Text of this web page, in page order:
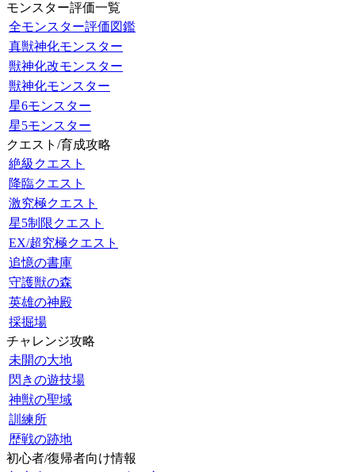
モンスター評価一覧
全モンスター評価図鑑
真獣神化モンスター
獣神化改モンスター
獣神化モンスター
星6モンスター
星5モンスター
クエスト/育成攻略
絶級クエスト
降臨クエスト
激究極クエスト
星5制限クエスト
EX/超究極クエスト
追憶の書庫
守護獣の森
英雄の神殿
採掘場
チャレンジ攻略
未開の大地
閃きの遊技場
神獣の聖域
訓練所
歴戦の跡地
初心者/復帰者向け情報